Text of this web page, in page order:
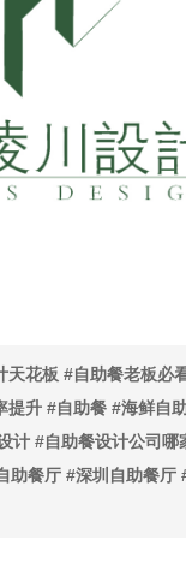
花板 #自助餐老板必
升 #自助餐 #海鲜自
#自助餐设计公司
餐厅 #深圳自助餐厅